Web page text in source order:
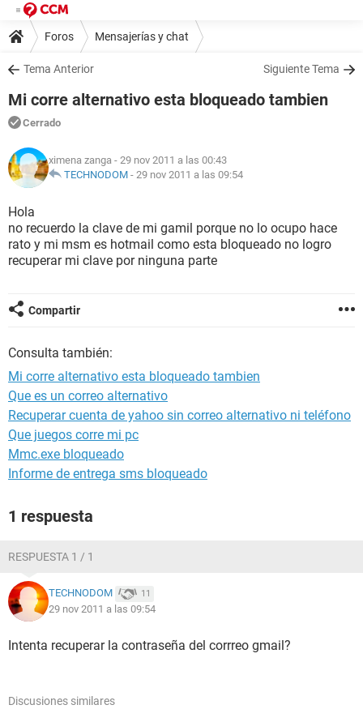
Foros Mensajerías y chat
Tema Anterior Siguiente Tema
Mi corre alternativo esta bloqueado tambien
Cerrado
ximena zanga - 29 nov 2011 a las 00:43
TECHNODOM - 29 nov 2011 a las 09:54
Hola
no recuerdo la clave de mi gamil porque no lo ocupo hace
rato y mi msm es hotmail como esta bloqueado no logro
recuperar mi clave por ninguna parte
Compartir
Consulta también:
Mi corre alternativo esta bloqueado tambien
Que es un correo alternativo
Recuperar cuenta de yahoo sin correo alternativo ni teléfono
Que juegos corre mi pc
Mmc.exe bloqueado
Informe de entrega sms bloqueado
1 respuesta
RESPUESTA 1 / 1
TECHNODOM 11
29 nov 2011 a las 09:54
Intenta recuperar la contraseña del corrreo gmail?
Discusiones similares